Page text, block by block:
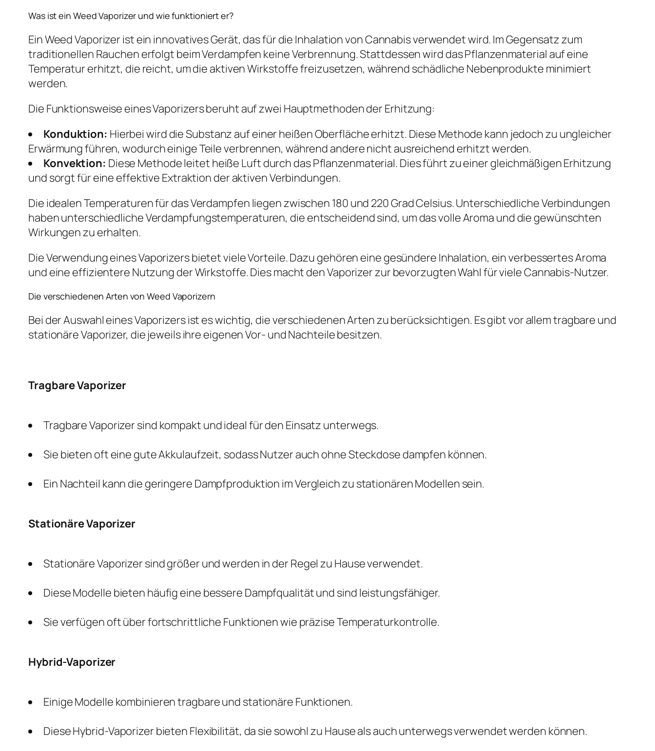
Was ist ein Weed Vaporizer und wie funktioniert er?
Ein Weed Vaporizer ist ein innovatives Gerät, das für die Inhalation von Cannabis verwendet wird. Im Gegensatz zum
traditionellen Rauchen erfolgt beim Verdampfen keine Verbrennung. Stattdessen wird das Pflanzenmaterial auf eine
Temperatur erhitzt, die reicht, um die aktiven Wirkstoffe freizusetzen, während schädliche Nebenprodukte minimiert
werden.
Die Funktionsweise eines Vaporizers beruht auf zwei Hauptmethoden der Erhitzung:
Konduktion: Hierbei wird die Substanz auf einer heißen Oberfläche erhitzt. Diese Methode kann jedoch zu ungleicher
Erwärmung führen, wodurch einige Teile verbrennen, während andere nicht ausreichend erhitzt werden.
Konvektion: Diese Methode leitet heiße Luft durch das Pflanzenmaterial. Dies führt zu einer gleichmäßigen Erhitzung
und sorgt für eine effektive Extraktion der aktiven Verbindungen.
Die idealen Temperaturen für das Verdampfen liegen zwischen 180 und 220 Grad Celsius. Unterschiedliche Verbindungen
haben unterschiedliche Verdampfungstemperaturen, die entscheidend sind, um das volle Aroma und die gewünschten
Wirkungen zu erhalten.
Die Verwendung eines Vaporizers bietet viele Vorteile. Dazu gehören eine gesündere Inhalation, ein verbessertes Aroma
und eine effizientere Nutzung der Wirkstoffe. Dies macht den Vaporizer zur bevorzugten Wahl für viele Cannabis-Nutzer.
Die verschiedenen Arten von Weed Vaporizern
Bei der Auswahl eines Vaporizers ist es wichtig, die verschiedenen Arten zu berücksichtigen. Es gibt vor allem tragbare und
stationäre Vaporizer, die jeweils ihre eigenen Vor- und Nachteile besitzen.
Tragbare Vaporizer
Tragbare Vaporizer sind kompakt und ideal für den Einsatz unterwegs.
Sie bieten oft eine gute Akkulaufzeit, sodass Nutzer auch ohne Steckdose dampfen können.
Ein Nachteil kann die geringere Dampfproduktion im Vergleich zu stationären Modellen sein.
Stationäre Vaporizer
Stationäre Vaporizer sind größer und werden in der Regel zu Hause verwendet.
Diese Modelle bieten häufig eine bessere Dampfqualität und sind leistungsfähiger.
Sie verfügen oft über fortschrittliche Funktionen wie präzise Temperaturkontrolle.
Hybrid-Vaporizer
Einige Modelle kombinieren tragbare und stationäre Funktionen.
Diese Hybrid-Vaporizer bieten Flexibilität, da sie sowohl zu Hause als auch unterwegs verwendet werden können.